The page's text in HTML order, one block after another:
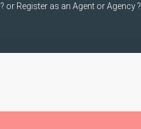
or Register as an Agent or Agency ?